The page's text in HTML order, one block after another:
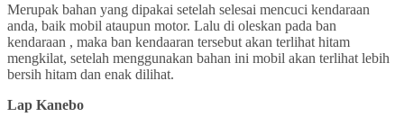
Merupak bahan yang dipakai setelah selesai mencuci kendaraan
anda, baik mobil ataupun motor. Lalu di oleskan pada ban
kendaraan , maka ban kendaaran tersebut akan terlihat hitam
mengkilat, setelah menggunakan bahan ini mobil akan terlihat lebih
bersih hitam dan enak dilihat.
Lap Kanebo